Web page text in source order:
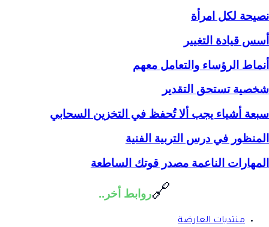
نصيحة لكل امرأة
أسس قيادة التغيير
أنماط الرؤساء والتعامل معهم
شخصية تستحق التقدير
سبعة أشياء يجب ألا تُحفظ في التخزين السحابي
المنظور في درس التربية الفنية
المهارات الناعمة مصدر قوتك الساطعة
🔗روابط أخر..
منتديات العارضة